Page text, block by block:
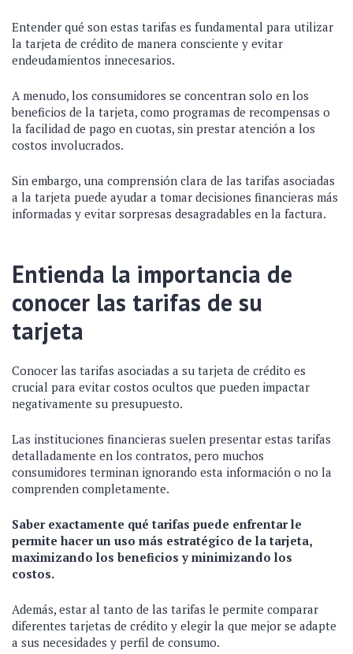
Entender qué son estas tarifas es fundamental para utilizar
la tarjeta de crédito de manera consciente y evitar
endeudamientos innecesarios.
A menudo, los consumidores se concentran solo en los
beneficios de la tarjeta, como programas de recompensas o
la facilidad de pago en cuotas, sin prestar atención a los
costos involucrados.
Sin embargo, una comprensión clara de las tarifas asociadas
a la tarjeta puede ayudar a tomar decisiones financieras más
informadas y evitar sorpresas desagradables en la factura.
Entienda la importancia de
conocer las tarifas de su
tarjeta
Conocer las tarifas asociadas a su tarjeta de crédito es
crucial para evitar costos ocultos que pueden impactar
negativamente su presupuesto.
Las instituciones financieras suelen presentar estas tarifas
detalladamente en los contratos, pero muchos
consumidores terminan ignorando esta información o no la
comprenden completamente.
Saber exactamente qué tarifas puede enfrentar le
permite hacer un uso más estratégico de la tarjeta,
maximizando los beneficios y minimizando los
costos.
Además, estar al tanto de las tarifas le permite comparar
diferentes tarjetas de crédito y elegir la que mejor se adapte
a sus necesidades y perfil de consumo.